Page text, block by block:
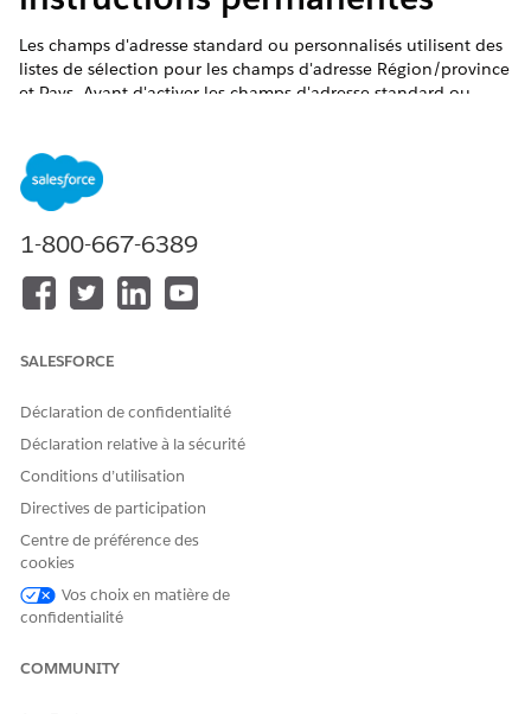
Les champs d'adresse standard ou personnalisés utilisent des
listes de sélection pour les champs d'adresse Région/province
et Pays. Avant d'activer les champs d'adresse standard ou
listes de sélection garantit la continuité et l'intégrité des
données avec les données et les personnalisations existantes
des régions/provinces, des pays et des territoires.
ÉDITIONS REQUISES
Disponible avec : Lightning Experience
Unlimiteddans lesquelles Financial Services Cloud est
AUTORISATIONS UTILISATEUR REQUISES
Pour configurer des listes de
sélection Gérer les
instructions permanentes :
de pays/territoires, sélectionnez les régions/provinces et les
pays dont vous souhaitez disposer dans votre organisation
sélection de régions/provinces et de pays/territoires
1-800-667-6389
SALESFORCE
Déclaration de confidentialité
Déclaration relative à la sécurité
Conditions d’utilisation
Directives de participation
Centre de préférence des
cookies
Vos choix en matière de
confidentialité
COMMUNITY